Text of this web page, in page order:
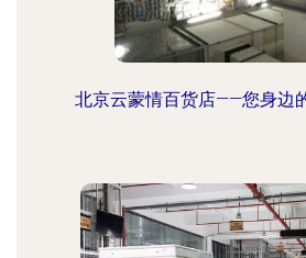
北京云蒙情百货店——您身边